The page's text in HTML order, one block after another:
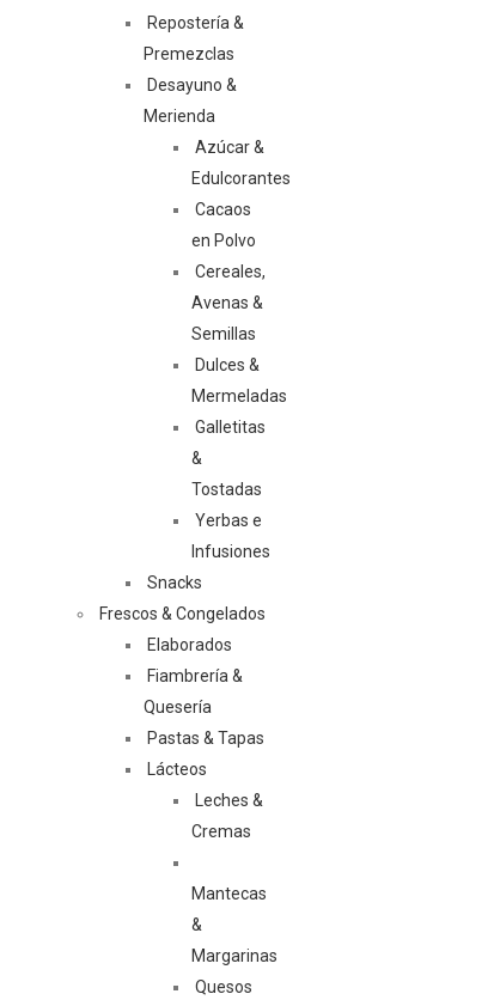
Repostería &
Premezclas
Desayuno &
Merienda
Azúcar &
Edulcorantes
Cacaos
en Polvo
Cereales,
Avenas &
Semillas
Dulces &
Mermeladas
Galletitas
&
Tostadas
Yerbas e
Infusiones
Snacks
Frescos & Congelados
Elaborados
Fiambrería &
Quesería
Pastas & Tapas
Lácteos
Leches &
Cremas
Mantecas
&
Margarinas
Quesos